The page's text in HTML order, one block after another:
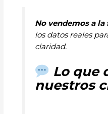
No vendemos a la
los datos reales
claridad.
Lo que
nuestros